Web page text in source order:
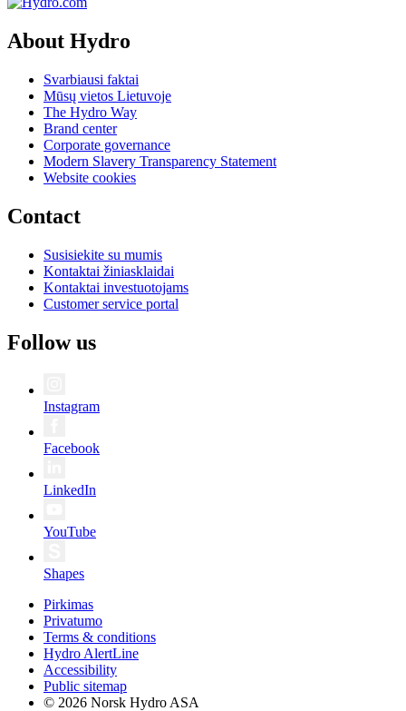
About Hydro
Svarbiausi faktai
Mūsų vietos Lietuvoje
The Hydro Way
Brand center
Corporate governance
Modern Slavery Transparency Statement
Website cookies
Contact
Susisiekite su mumis
Kontaktai žiniasklaidai
Kontaktai investuotojams
Customer service portal
Follow us
Instagram
Facebook
LinkedIn
YouTube
Shapes
Pirkimas
Privatumo
Terms & conditions
Hydro AlertLine
Accessibility
Public sitemap
© 2026 Norsk Hydro ASA